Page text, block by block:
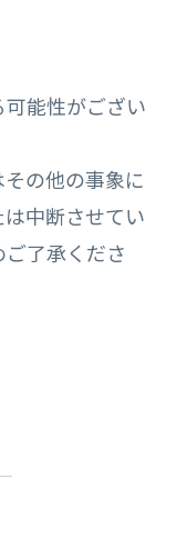
可能性がござい
の他の事象に
中断させてい
了承くださ